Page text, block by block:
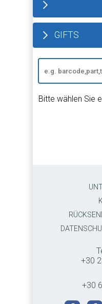
GIFTS
Bitte wählen Sie
+30
+30